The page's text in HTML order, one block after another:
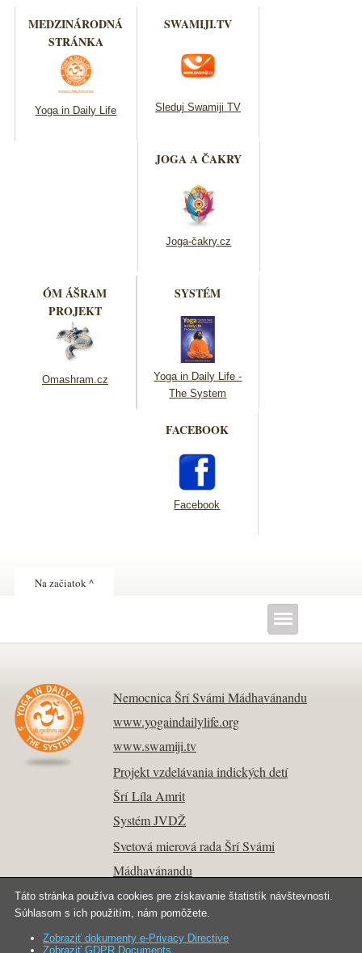
MEDZINÁRODNÁ
STRÁNKA
Yoga in Daily Life
SWAMIJI.TV
Sleduj Swamiji TV
JOGA A ČAKRY
Joga-čakry.cz
ÓM ÁŠRAM
PROJEKT
Omashram.cz
SYSTÉM
Yoga in Daily Life -
The System
FACEBOOK
Facebook
Na začiatok ^
Nemocnica Šrí Svámi Mádhavánandu
www.yogaindailylife.org
www.swamiji.tv
Projekt vzdelávania indických detí
Šrí Líla Amrit
Systém JVDŽ
Svetová mierová rada Šrí Svámi
Mádhavánandu
Copyright © 2026 Joga v dennom živote.
Táto stránka používa cookies pre získavanie štatistík návštevnosti.
Súhlasom s ich použitím, nám pomôžete.
Zobraziť dokumenty e-Privacy Directive
Zobraziť GDPR Documents